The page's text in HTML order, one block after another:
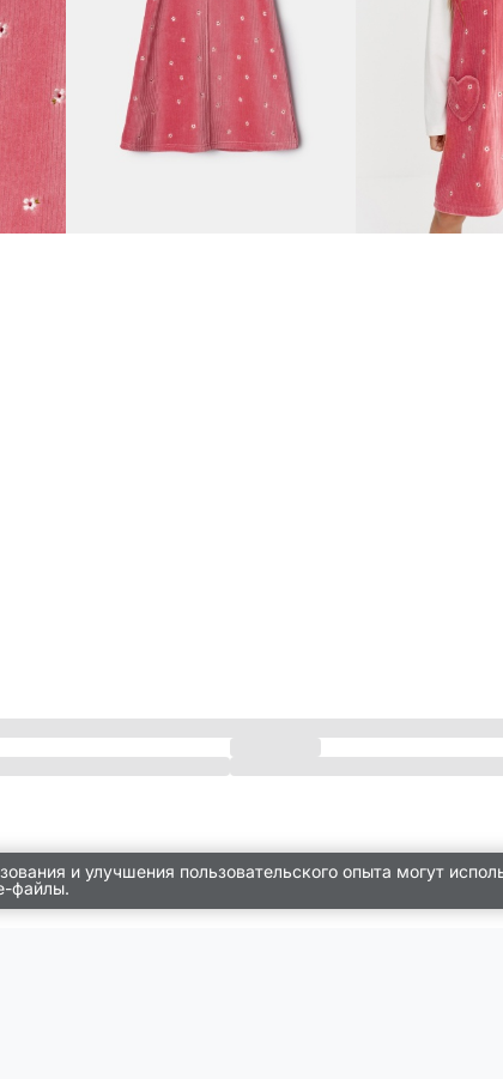
и улучшения пользовательского опыта могут
файлы.